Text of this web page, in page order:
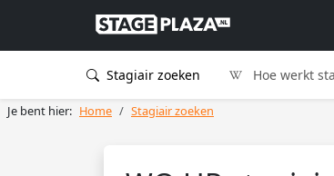
Stagiair zoeken Hoe werkt
Je bent hier: Home Stagiair zoeken